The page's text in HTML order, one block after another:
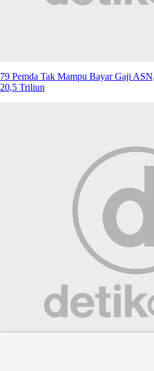
79 Pemda Tak Mampu Bayar Gaji
20,5 Triliun